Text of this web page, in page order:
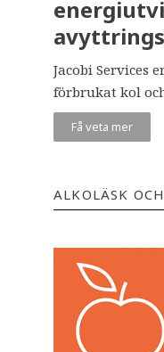
Jacobi Services
förbrukat kol
Få veta mer
ALKOLÄSK